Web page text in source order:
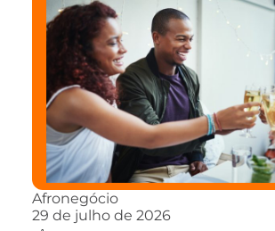
Afronegócio
29 de julho de 2026